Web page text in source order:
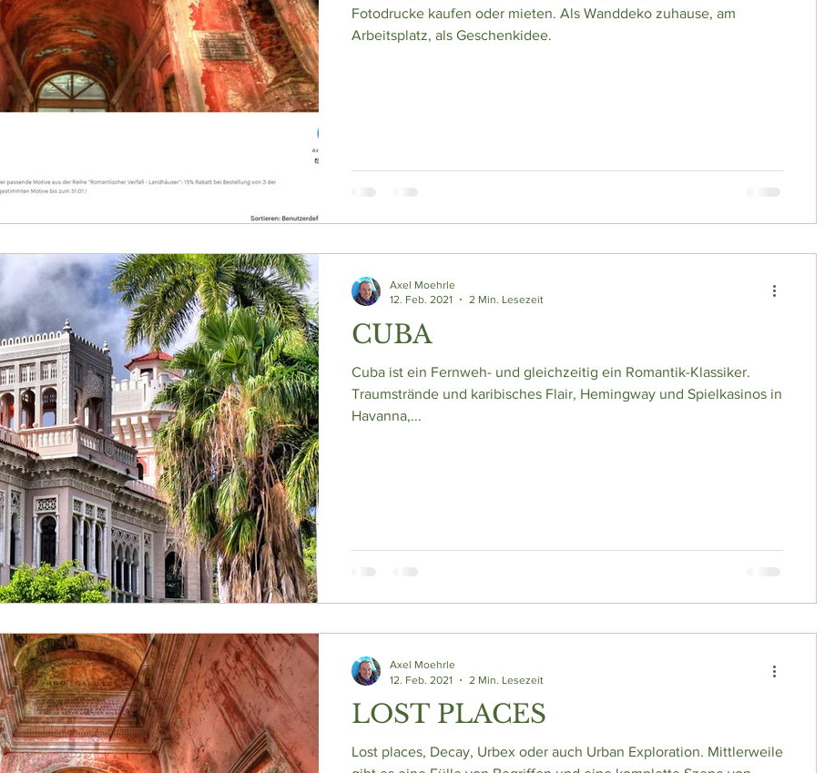
Fotodrucke kaufen oder mieten. Als Wanddeko zuhause, am
Arbeitsplatz, als Geschenkidee.
CUBA
Cuba ist ein Fernweh- und gleichzeitig ein Romantik-Klassiker.
Traumstrände und karibisches Flair, Hemingway und Spielkasinos in
Havanna,...
Axel Moehrle
12. Feb. 2021
2 Min. Lesezeit
LOST PLACES
Lost places, Decay, Urbex oder auch Urban Exploration. Mittlerweile
Axel Moehrle
12. Feb. 2021
2 Min. Lesezeit